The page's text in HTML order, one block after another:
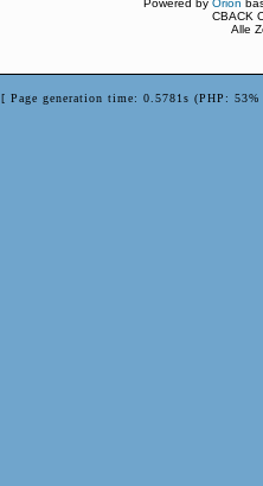
Powered byOrion
CBACK
Alle
[ Page generation time: 0.5781s (PHP: